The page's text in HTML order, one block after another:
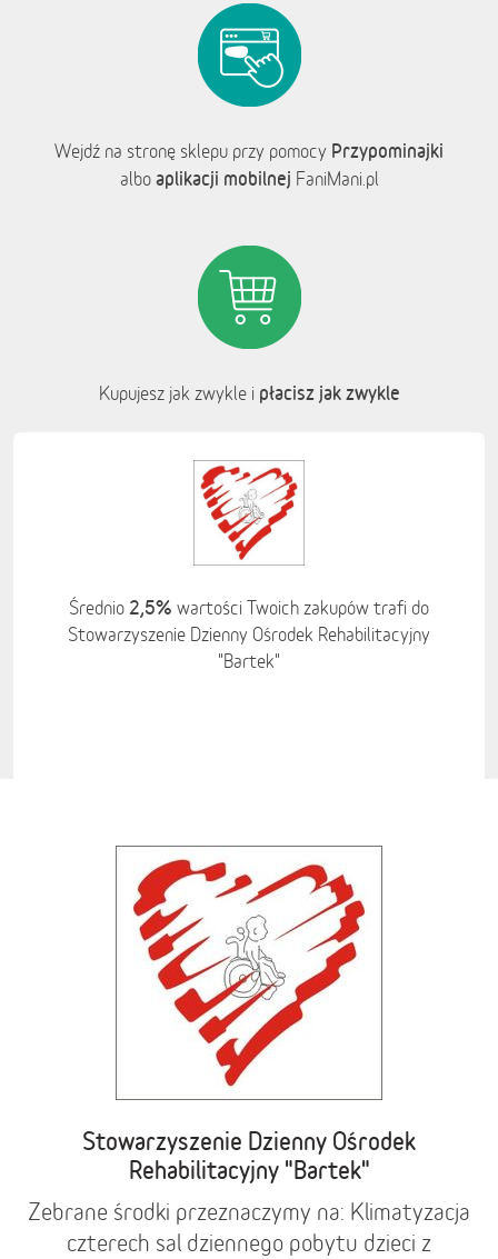
Wejdź na stronę sklepu przy pomocy Przypominajki
albo aplikacji mobilnej FaniMani.pl
Kupujesz jak zwykle i płacisz jak zwykle
Średnio 2,5% wartości Twoich zakupów trafi do
Stowarzyszenie Dzienny Ośrodek Rehabilitacyjny
"Bartek"
Stowarzyszenie Dzienny Ośrodek
Rehabilitacyjny "Bartek"
Zebrane środki przeznaczymy na: Klimatyzacja
czterech sal dziennego pobytu dzieci z